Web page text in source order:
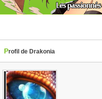
Profil de Drakonia